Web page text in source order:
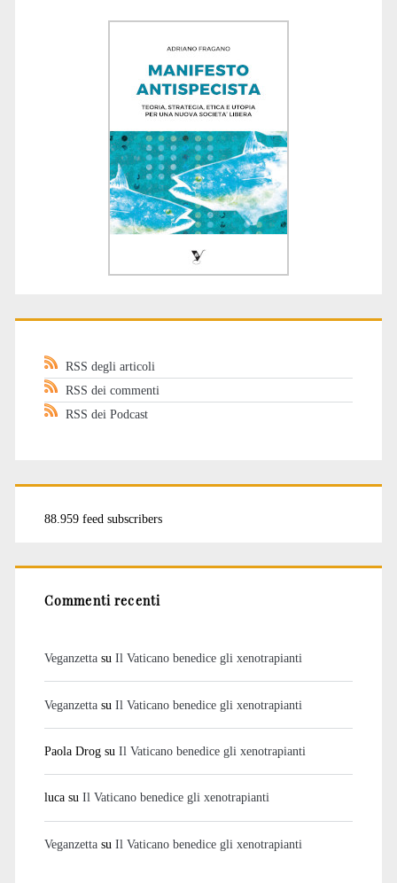
RSS degli articoli
RSS dei commenti
RSS dei Podcast
88.959 feed subscribers
Commenti recenti
Veganzettasu Il Vaticano benedice gli xenotrapianti
Veganzettasu Il Vaticano benedice gli xenotrapianti
Paola Drogsu Il Vaticano benedice gli xenotrapianti
lucasu Il Vaticano benedice gli xenotrapianti
Veganzettasu Il Vaticano benedice gli xenotrapianti